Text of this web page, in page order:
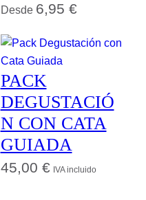
Desde 6,95 €
PACK
DEGUSTACIÓ
N CON CATA
GUIADA
45,00 € IVA incluido